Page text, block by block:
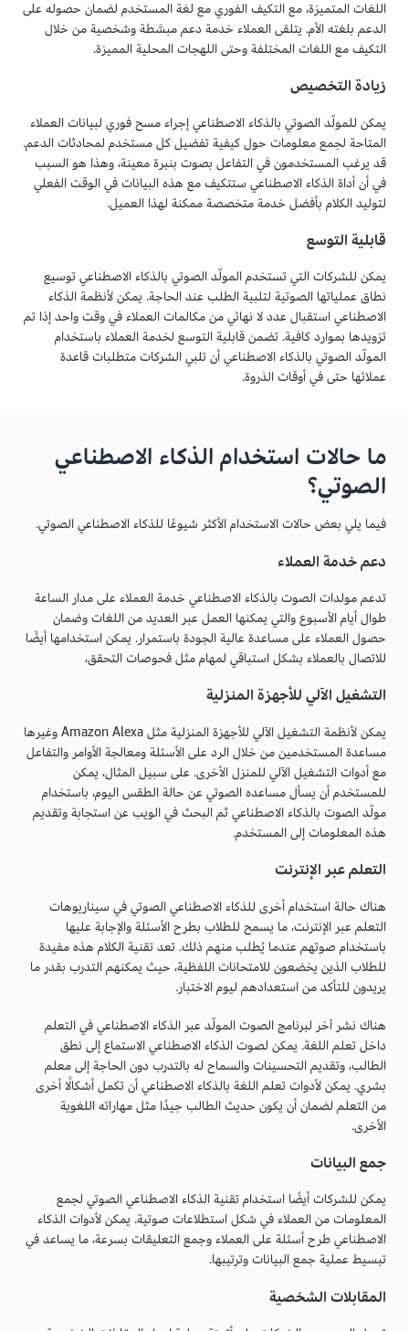
اللغات المتميزة، مع التكيف الفوري مع لغة المستخدم لضمان حصوله على
الدعم بلغته الأم. يتلقى العملاء خدمة دعم مبسَّطة وشخصية من خلال
التكيف مع اللغات المختلفة وحتى اللهجات المحلية المميزة.
زيادة التخصيص
يمكن للمولّد الصوتي بالذكاء الاصطناعي إجراء مسح فوري لبيانات العملاء
المتاحة لجمع معلومات حول كيفية تفضيل كل مستخدم لمحادثات الدعم.
قد يرغب المستخدمون في التفاعل بصوت بنبرة معينة، وهذا هو السبب
في أن أداة الذكاء الاصطناعي ستتكيف مع هذه البيانات في الوقت الفعلي
لتوليد الكلام بأفضل خدمة متخصصة ممكنة لهذا العميل.
قابلية التوسع
يمكن للشركات التي تستخدم المولّد الصوتي بالذكاء الاصطناعي توسيع
نطاق عملياتها الصوتية لتلبية الطلب عند الحاجة. يمكن لأنظمة الذكاء
الاصطناعي استقبال عدد لا نهائي من مكالمات العملاء في وقت واحد إذا تم
تزويدها بموارد كافية. تضمن قابلية التوسع لخدمة العملاء باستخدام
المولّد الصوتي بالذكاء الاصطناعي أن تلبي الشركات متطلبات قاعدة
عملائها حتى في أوقات الذروة.
ما حالات استخدام الذكاء الاصطناعي
الصوتي؟
فيما يلي بعض حالات الاستخدام الأكثر شيوعًا للذكاء الاصطناعي الصوتي.
دعم خدمة العملاء
تدعم مولدات الصوت بالذكاء الاصطناعي خدمة العملاء على مدار الساعة
طوال أيام الأسبوع والتي يمكنها العمل عبر العديد من اللغات وضمان
حصول العملاء على مساعدة عالية الجودة باستمرار. يمكن استخدامها أيضًا
للاتصال بالعملاء بشكل استباقي لمهام مثل فحوصات التحقق،
التشغيل الآلي للأجهزة المنزلية
يمكن لأنظمة التشغيل الآلي للأجهزة المنزلية مثل Amazon Alexa وغيرها
مساعدة المستخدمين من خلال الرد على الأسئلة ومعالجة الأوامر والتفاعل
مع أدوات التشغيل الآلي للمنزل الأخرى. على سبيل المثال، يمكن
للمستخدم أن يسأل مساعده الصوتي عن حالة الطقس اليوم، باستخدام
مولّد الصوت بالذكاء الاصطناعي ثم البحث في الويب عن استجابة وتقديم
هذه المعلومات إلى المستخدم.
التعلم عبر الإنترنت
هناك حالة استخدام أخرى للذكاء الاصطناعي الصوتي في سيناريوهات
التعلم عبر الإنترنت، ما يسمح للطلاب بطرح الأسئلة والإجابة عليها
باستخدام صوتهم عندما يُطلب منهم ذلك. تعد تقنية الكلام هذه مفيدة
للطلاب الذين يخضعون للامتحانات اللفظية، حيث يمكنهم التدرب بقدر ما
يريدون للتأكد من استعدادهم ليوم الاختبار.
هناك نشر آخر لبرنامج الصوت المولّد عبر الذكاء الاصطناعي في التعلم
داخل تعلم اللغة. يمكن لصوت الذكاء الاصطناعي الاستماع إلى نطق
الطالب، وتقديم التحسينات والسماح له بالتدرب دون الحاجة إلى معلم
بشري. يمكن لأدوات تعلم اللغة بالذكاء الاصطناعي أن تكمل أشكالًا أخرى
من التعلم لضمان أن يكون حديث الطالب جيدًا مثل مهاراته اللغوية
الأخرى.
جمع البيانات
يمكن للشركات أيضًا استخدام تقنية الذكاء الاصطناعي الصوتي لجمع
المعلومات من العملاء في شكل استطلاعات صوتية. يمكن لأدوات الذكاء
الاصطناعي طرح أسئلة على العملاء وجمع التعليقات بسرعة، ما يساعد في
تبسيط عملية جمع البيانات وترتيبها.
المقابلات الشخصية